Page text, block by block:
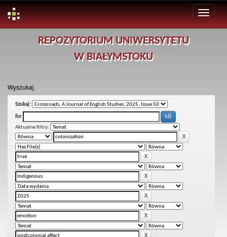
REPOZYTORIUM UNIWERSYTETU
W BIAŁYMSTOKU
Wyszukaj
Szukaj:
for
Aktualne filtry: